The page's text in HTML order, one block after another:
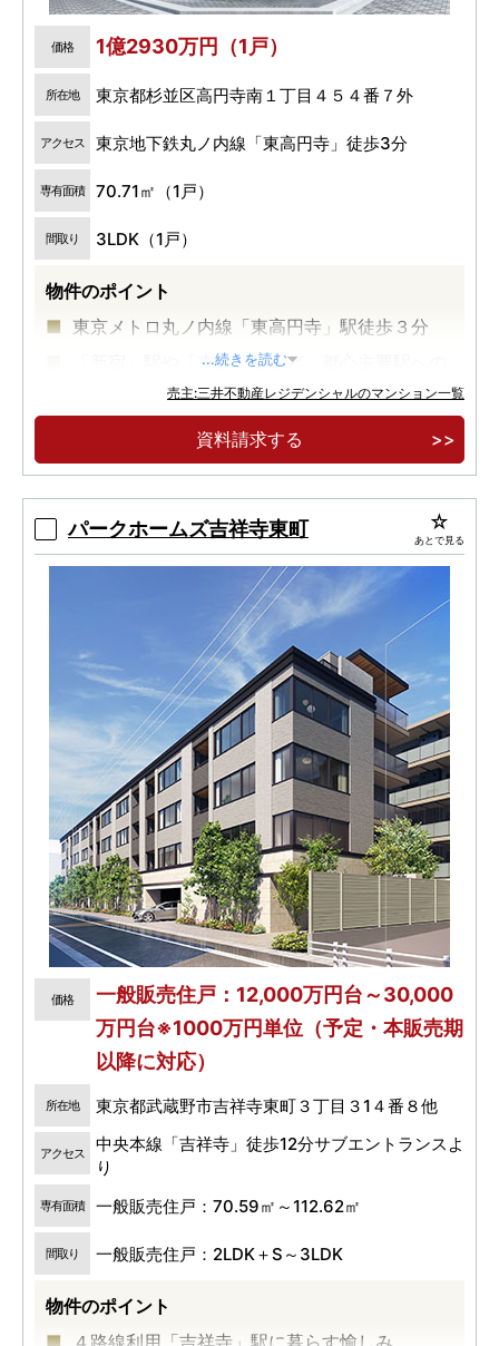
価格 1億2930万円（1戸）
所在地 東京都杉並区高円寺南１丁目４５４番７外
アクセス 東京地下鉄丸ノ内線「東高円寺」徒歩3分
専有面積 70.71㎡（1戸）
間取り 3LDK（1戸）
物件のポイント
東京メトロ丸ノ内線「東高円寺」駅徒歩３分
「新宿」駅や「東京」駅など、都心主要駅への
ダイレクトアクセス
ＪＲ「中野」駅まで徒歩１３分、ＪＲ「高円
寺」駅まで徒歩１６分
...続きを読む
売主:三井不動産レジデンシャルのマンション一覧
資料請求する
パークホームズ吉祥寺東町 あとで見る
価格
一般販売住戸：12,000万円台～30,000
万円台※1000万円単位（予定・本販売期
以降に対応）
所在地 東京都武蔵野市吉祥寺東町３丁目３1４番８他
アクセス
中央本線「吉祥寺」徒歩12分サブエントランスよ
り
専有面積 一般販売住戸：70.59㎡～112.62㎡
間取り 一般販売住戸：2LDK＋S～3LDK
物件のポイント
４路線利用「吉祥寺」駅に暮らす愉しみ